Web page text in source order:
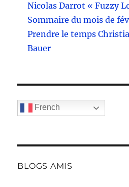
Nicolas Darrot « Fuzzy
Sommaire du mois de
Prendre le temps
Bauer
French
BLOGS AMIS